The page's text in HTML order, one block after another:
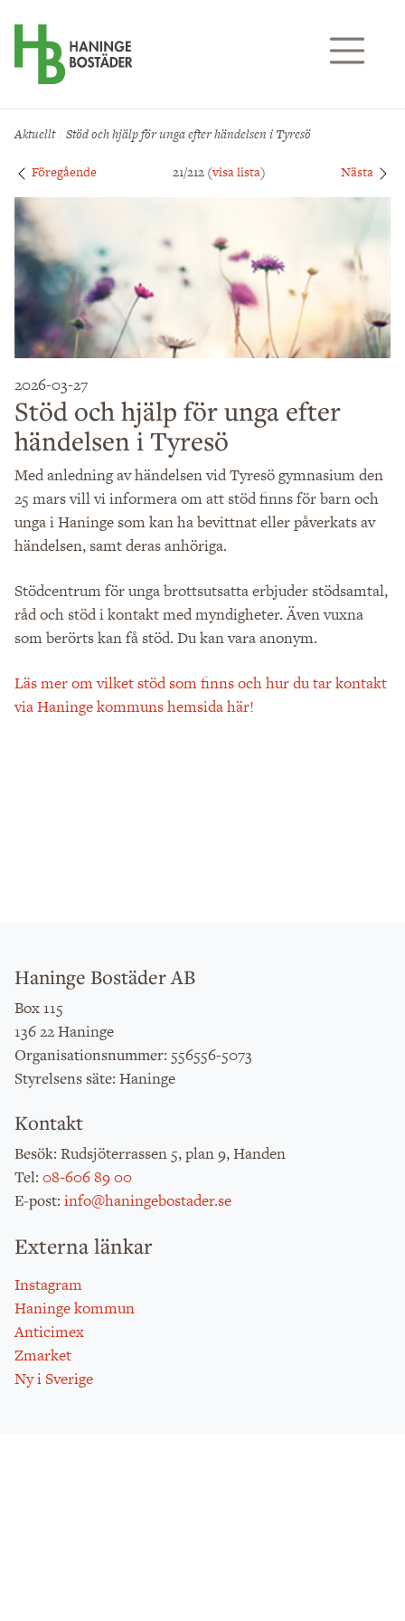
Aktuellt Stöd och hjälp för unga efter händelsen i Tyresö
Föregående 21/212 (visa lista) Nästa
2026-03-27
Stöd och hjälp för unga efter
händelsen i Tyresö
Med anledning av händelsen vid Tyresö gymnasium den
25 mars vill vi informera om att stöd finns för barn och
unga i Haninge som kan ha bevittnat eller påverkats av
händelsen, samt deras anhöriga.
Stödcentrum för unga brottsutsatta erbjuder stödsamtal,
råd och stöd i kontakt med myndigheter. Även vuxna
som berörts kan få stöd. Du kan vara anonym.
Läs mer om vilket stöd som finns och hur du tar kontakt
via Haninge kommuns hemsida här!
Haninge Bostäder AB
Box 115
136 22 Haninge
Organisationsnummer: 556556-5073
Styrelsens säte: Haninge
Kontakt
Besök: Rudsjöterrassen 5, plan 9, Handen
Tel: 08-606 89 00
E-post: info@haningebostader.se
Externa länkar
Instagram
Haninge kommun
Anticimex
Zmarket
Ny i Sverige